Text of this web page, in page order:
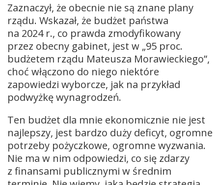
Zaznaczył, że obecnie nie są znane plany
rządu. Wskazał, że budżet państwa
na 2024 r., co prawda zmodyfikowany
przez obecny gabinet, jest w „95 proc.
budżetem rządu Mateusza Morawieckiego”,
choć włączono do niego niektóre
zapowiedzi wyborcze, jak na przykład
podwyżkę wynagrodzeń.
Ten budżet dla mnie ekonomicznie nie jest
najlepszy, jest bardzo duży deficyt, ogromne
potrzeby pożyczkowe, ogromne wyzwania.
Nie ma w nim odpowiedzi, co się zdarzy
z finansami publicznymi w średnim